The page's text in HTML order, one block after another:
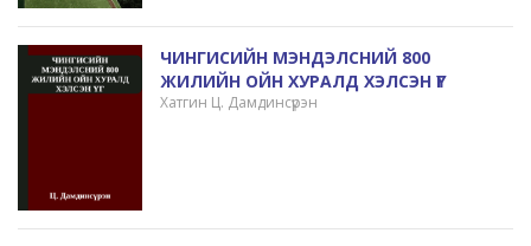
ЧИНГИСИЙН МЭНДЭЛСНИЙ 800
ЖИЛИЙН ОЙН ХУРАЛД ХЭЛСЭН ҮГ
Хатгин Ц. Дамдинсүрэн